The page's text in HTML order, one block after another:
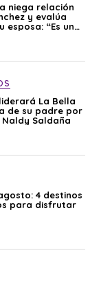
niega relación
y evalúa
esposa: “Es una
La Bella
de su padre por
Saldaña
4 destinos
para disfrutar